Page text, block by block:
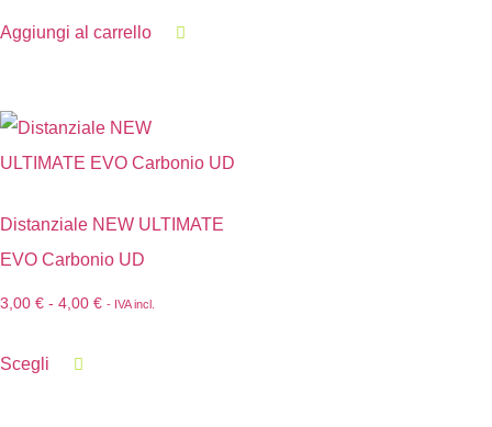
Aggiungi al carrello
Distanziale NEW ULTIMATE
EVO Carbonio UD
3,00 € - 4,00 € - IVA incl.
Scegli